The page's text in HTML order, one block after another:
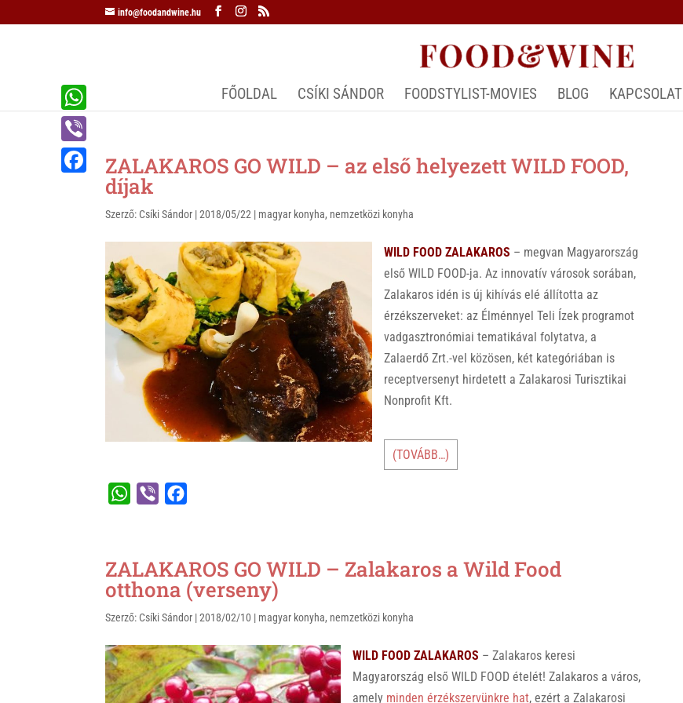
info@foodandwine.hu
FŐOLDAL CSÍKI SÁNDOR FOODSTYLIST-MOVIES BLOG KAPCSOLAT
ZALAKAROS GO WILD – az első helyezett WILD FOOD,
díjak
Szerző: Csíki Sándor |2018/05/22 | magyar konyha, nemzetközi konyha
WILD FOOD ZALAKAROS – megvan Magyarország
első WILD FOOD-ja. Az innovatív városok sorában,
Zalakaros idén is új kihívás elé állította az
érzékszerveket: az Élménnyel Teli Ízek programot
vadgasztronómiai tematikával folytatva, a
Zalaerdő Zrt.-vel közösen, két kategóriában is
receptversenyt hirdetett a Zalakarosi Turisztikai
Nonprofit Kft.
(TOVÁBB…)
W
t
s
p
p
e
r
e
b
o
o
k
W
h
a
V
ZALAKAROS GO WILD – Zalakaros a Wild Food
otthona (verseny)
Szerző: Csíki Sándor |2018/02/10 | magyar konyha, nemzetközi konyha
WILD FOOD ZALAKAROS – Zalakaros keresi
Magyarország első WILD FOOD ételét! Zalakaros a város,
amely minden érzékszervünkre hat, ezért a Zalakarosi